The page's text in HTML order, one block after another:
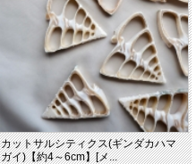
カットサルシティクス(ギンダカハマ
ガイ)【約4～6cm】[メ...